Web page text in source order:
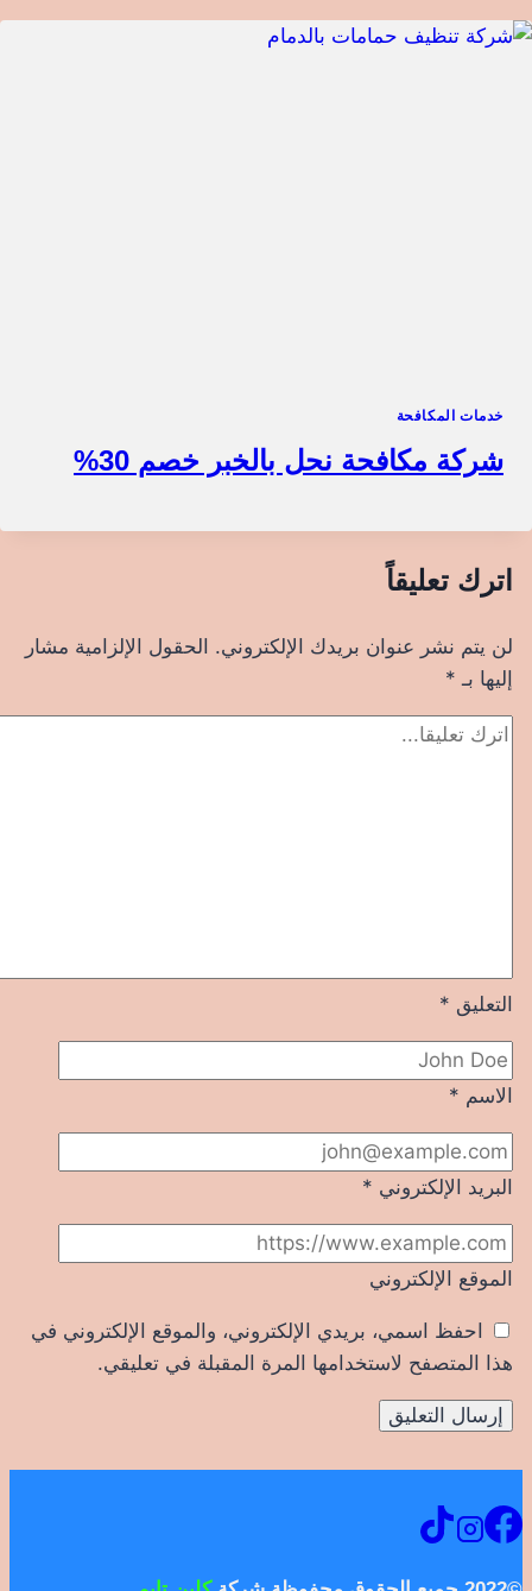
خدمات المكافحة
شركة مكافحة نحل بالخبر خصم 30%
اترك تعليقاً
لن يتم نشر عنوان بريدك الإلكتروني. الحقول الإلزامية مشار
إليها بـ *
التعليق *
الاسم *
البريد الإلكتروني *
الموقع الإلكتروني
احفظ اسمي، بريدي الإلكتروني، والموقع الإلكتروني في
هذا المتصفح لاستخدامها المرة المقبلة في تعليقي.